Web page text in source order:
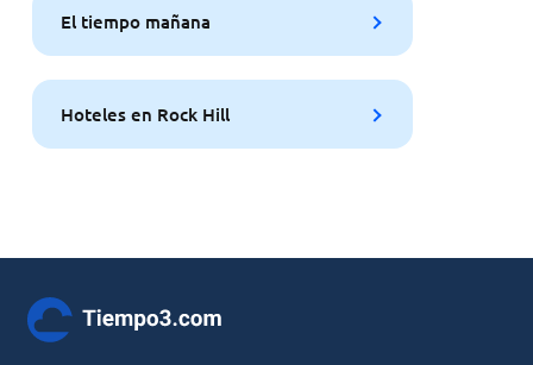
El tiempo mañana
Hoteles en Rock Hill